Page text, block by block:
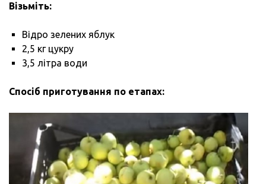
Візьміть:
Відро зелених яблук
2,5 кг цукру
3,5 літра води
Спосіб приготування по етапах: